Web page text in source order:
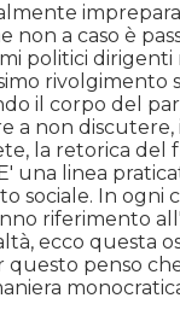
a caso è
politici
il corpo del
a non
la retorica
una linea
In ogni
riferimento
ecco questa
penso